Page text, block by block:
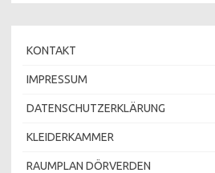
KONTAKT
IMPRESSUM
DATENSCHUTZERKLÄRUNG
KLEIDERKAMMER
RAUMPLAN DÖRVERDEN